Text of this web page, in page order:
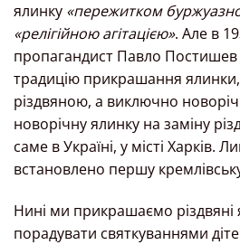
ялинку «пережитком
«релігійною агітацією». Але в
пропагандист Павло Постишев
традицію прикрашання
різдвяною, а виключно
новорічну ялинку на заміну
саме в Україні, у місті Харків.
встановлено першу
Нині ми прикрашаємо
порадувати святкуваннями